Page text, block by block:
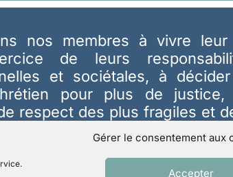
Gérer le consentement aux
Accepter
nos membres à vivre
de leurs
et sociétales, à
pour plus de justice,
respect des plus fragiles et
En savoir plus…
et téléphone 9h00-